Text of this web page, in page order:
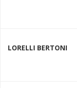
LORELLI BERTONI